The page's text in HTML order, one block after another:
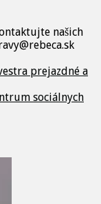
našich
prejazdné a
sociálnych